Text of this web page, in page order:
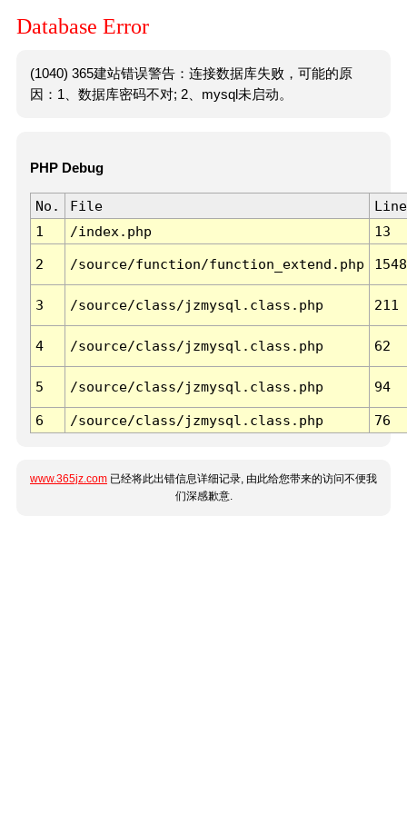
Database Error
(1040) 365建站错误警告：连接数据库失败，可能的原
因：1、数据库密码不对; 2、mysql未启动。
PHP Debug
No. File
Line
1
/index.php 13
2 /source/function/function_extend.php 1548
3 /source/class/jzmysql.class.php 211
4 /source/class/jzmysql.class.php 62
5 /source/class/jzmysql.class.php 94
6 /source/class/jzmysql.class.php 76
www.365jz.com 已经将此出错信息详细记录, 由此给您带来的访问不便我
们深感歉意.